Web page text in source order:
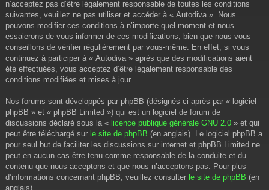
n’acceptez pas d’être légalement responsable de toutes les conditions
suivantes, veuillez ne pas utiliser et accéder à « Autodiva ». Nous
pouvons modifier ces conditions à n’importe quel moment et nous
essaierons de vous informer de ces modifications, bien que nous vous
conseillons de vérifier régulièrement par vous-même. En effet, si vous
continuez à participer à « Autodiva » après que des modifications aient
été effectuées, vous acceptez d’être légalement responsable des
conditions modifiées et mises à jour.
Nos forums sont développés par phpBB (désignés ci-après par « logiciel
phpBB » et « phpBB Limited ») qui est un logiciel de forum de
discussions déclaré sous la « licence publique générale GNU 2.0 » et qui
peut être téléchargé sur le site de phpBB (en anglais). Le logiciel phpBB a
pour seul but de faciliter les discussions sur internet et phpBB Limited ne
peut en aucun cas être tenu comme responsable de la conduite et du
contenu que nous acceptons et que nous n’acceptons pas. Pour plus
d’informations concernant phpBB, veuillez consulter le site de phpBB (en
anglais).